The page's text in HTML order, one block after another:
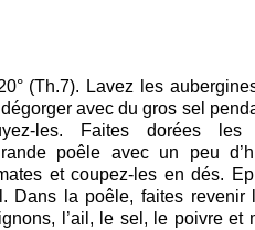
(Th.7). Lavez les
avec du gros sel
les. Faites dorées les
poêle avec un peu
et coupez-les en dés.
Dans la poêle, faites revenir
l’ail, le sel, le poivre et